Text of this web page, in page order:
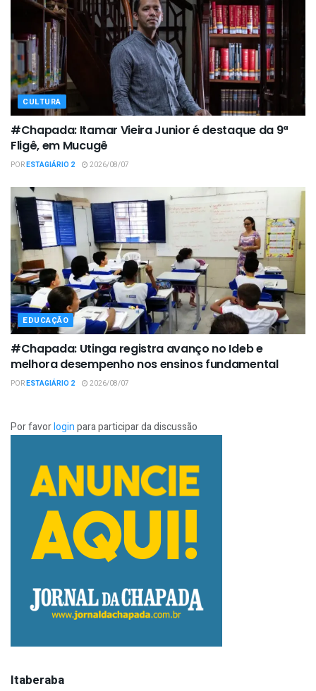
CULTURA
#Chapada: Itamar Vieira Junior é destaque da 9ª
Fligê, em Mucugê
PORESTAGIÁRIO 2 2026/08/07
EDUCAÇÃO
#Chapada: Utinga registra avanço no Ideb e
melhora desempenho nos ensinos fundamental
PORESTAGIÁRIO 2 2026/08/07
Por favorloginpara participar da discussão
Itaberaba